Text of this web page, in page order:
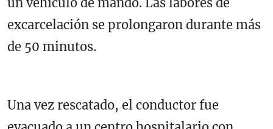
excarcelación se prolongaron durante más
de 50 minutos.
Una vez rescatado, el conductor fue